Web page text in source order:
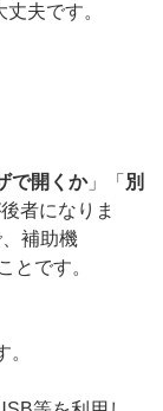
丈夫です。
で開くか」「 別
後者になりま
補助機
とです。